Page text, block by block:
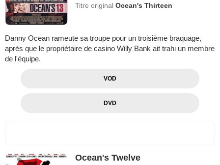
Titre originalOcean's Thirteen
Danny Ocean rameute sa troupe pour un troisième braquage,
après que le propriétaire de casino Willy Bank ait trahi un membre
de l'équipe.
VOD
DVD
Ocean's Twelve